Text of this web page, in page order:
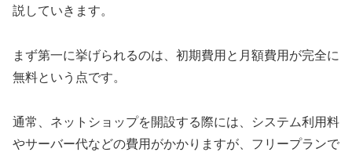
説していきます。
まず第一に挙げられるのは、初期費用と月額費用が完全に
無料という点です。
通常、ネットショップを開設する際には、システム利用料
やサーバー代などの費用がかかりますが、フリープランで